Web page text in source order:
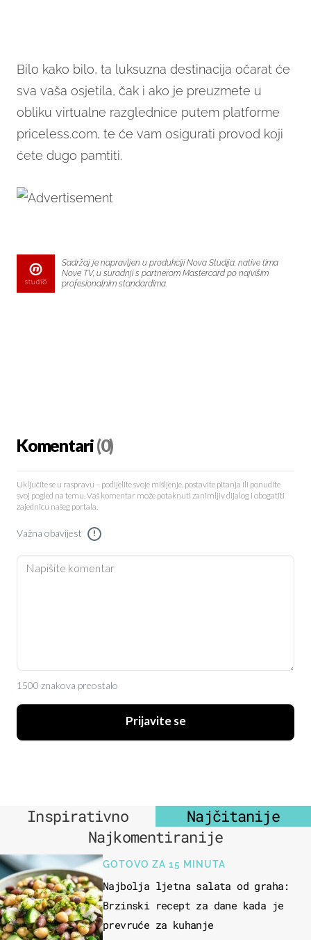
Bilo kako bilo, ta luksuzna destinacija očarat će
sva vaša osjetila, čak i ako je preuzmete u
obliku virtualne razglednice putem platforme
priceless.com, te će vam osigurati provod koji
ćete dugo pamtiti.
Sadržaj je napravljen u produkciji Nova Studija, native tima
Nove TV, u suradnji s partnerom Mastercard po najvišim
profesionalnim standardima.
Komentari(0)
Uključite se u raspravu – podijelite svoje mišljenje, postavite pitanja ili ponudite
svoj pogled na temu. Vaš komentar može potaknuti zanimljiv dijalog i obogatiti
zajednicu našeg portala.
Važna obavijest !
1500 znakova preostalo
Prijavite se
Inspirativno
Najčitanije
Najkomentiranije
GOTOVO ZA 15 MINUTA
Najbolja ljetna salata od graha:
Brzinski recept za dane kada je
prevruće za kuhanje